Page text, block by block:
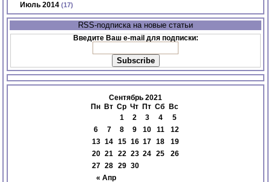
Июль 2014 (17)
RSS-подписка на новые статьи
Введите Ваш e-mail для подписки:
Сентябрь 2021
Пн
Вт Ср Чт Пт Сб Вс
« Апр
1 2 3 4
5
6
7 8 9 10 11
12
13 14 15 16 17 18
19
20 21 22 23 24 25
26
27 28 29 30